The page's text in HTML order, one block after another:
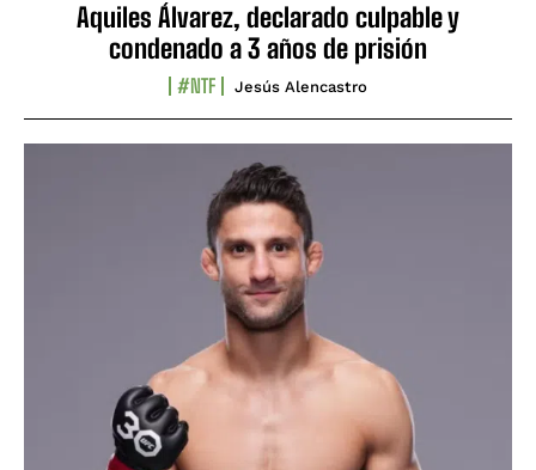
Aquiles Álvarez, declarado culpable y
condenado a 3 años de prisión
#NTF Jesús Alencastro